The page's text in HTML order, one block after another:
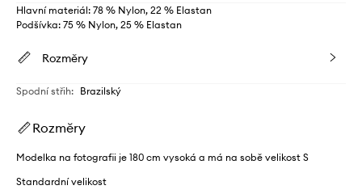
Hlavní materiál: 78 % Nylon, 22 % Elastan
Podšívka: 75 % Nylon, 25 % Elastan
Rozměry
Spodní střih: Brazilský
Rozměry
Modelka na fotografii je 180 cm vysoká a má na sobě velikost S
Standardní velikost